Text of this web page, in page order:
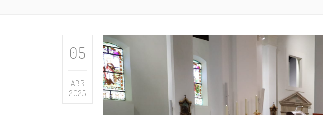
05
ABR
2025